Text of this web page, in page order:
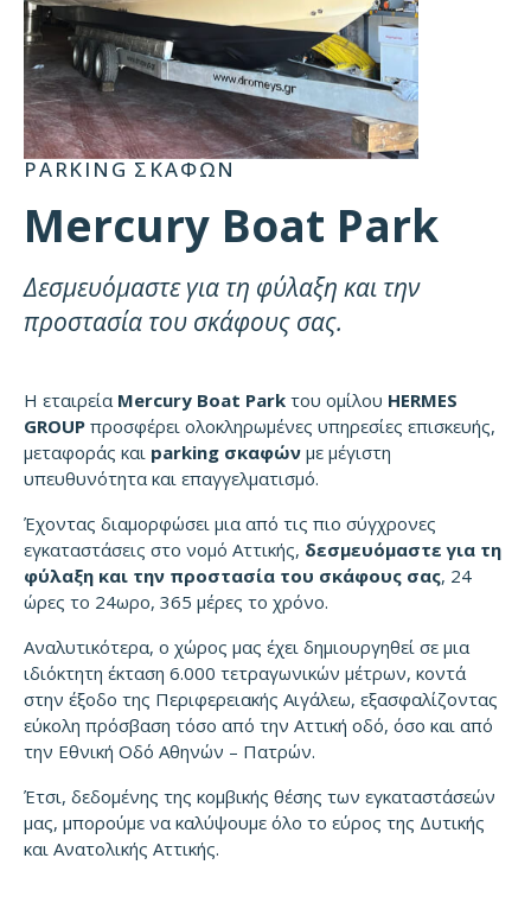
PARKING ΣΚΑΦΩΝ
Mercury Boat Park
Δεσμευόμαστε για τη φύλαξη και την
προστασία του σκάφους σας.
Η εταιρεία Mercury Boat Park του ομίλου HERMES
GROUP προσφέρει ολοκληρωμένες υπηρεσίες επισκευής,
μεταφοράς και parking σκαφών με μέγιστη
υπευθυνότητα και επαγγελματισμό.
Έχοντας διαμορφώσει μια από τις πιο σύγχρονες
εγκαταστάσεις στο νομό Αττικής, δεσμευόμαστε για τη
φύλαξη και την προστασία του σκάφους σας, 24
ώρες το 24ωρο, 365 μέρες το χρόνο.
Αναλυτικότερα, ο χώρος μας έχει δημιουργηθεί σε μια
ιδιόκτητη έκταση 6.000 τετραγωνικών μέτρων, κοντά
στην έξοδο της Περιφερειακής Αιγάλεω, εξασφαλίζοντας
εύκολη πρόσβαση τόσο από την Αττική οδό, όσο και από
την Εθνική Οδό Αθηνών – Πατρών.
Έτσι, δεδομένης της κομβικής θέσης των εγκαταστάσεών
μας, μπορούμε να καλύψουμε όλο το εύρος της Δυτικής
και Ανατολικής Αττικής.